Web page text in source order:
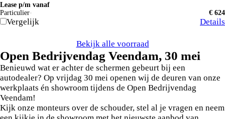
Lease p/m vanaf
Particulier
€ 624
Vergelijk Details
Bekijk alle voorraad
Open Bedrijvendag Veendam, 30 mei
Benieuwd wat er achter de schermen gebeurt bij een
autodealer? Op vrijdag 30 mei openen wij de deuren van onze
werkplaats én showroom tijdens de Open Bedrijvendag
Veendam!
Kijk onze monteurs over de schouder, stel al je vragen en neem